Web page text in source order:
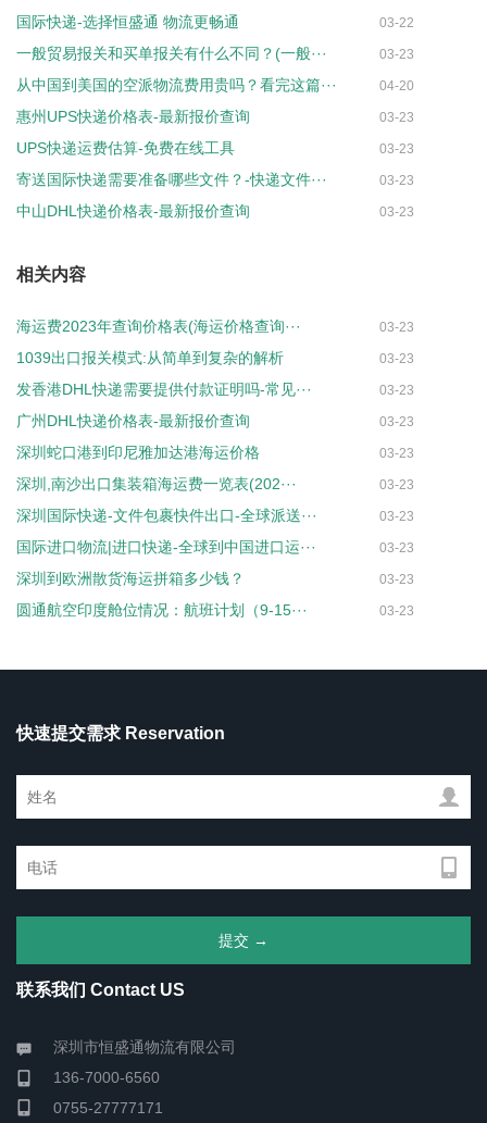
国际快递-选择恒盛通 物流更畅通 03-22
一般贸易报关和买单报关有什么不同？(一般··· 03-23
从中国到美国的空派物流费用贵吗？看完这篇··· 04-20
惠州UPS快递价格表-最新报价查询 03-23
UPS快递运费估算-免费在线工具 03-23
寄送国际快递需要准备哪些文件？-快递文件··· 03-23
中山DHL快递价格表-最新报价查询 03-23
相关内容
海运费2023年查询价格表(海运价格查询··· 03-23
1039出口报关模式:从简单到复杂的解析 03-23
发香港DHL快递需要提供付款证明吗-常见··· 03-23
广州DHL快递价格表-最新报价查询 03-23
深圳蛇口港到印尼雅加达港海运价格 03-23
深圳,南沙出口集装箱海运费一览表(202··· 03-23
深圳国际快递-文件包裹快件出口-全球派送··· 03-23
国际进口物流|进口快递-全球到中国进口运··· 03-23
深圳到欧洲散货海运拼箱多少钱？ 03-23
圆通航空印度舱位情况：航班计划（9-15··· 03-23
快速提交需求 Reservation
联系我们 Contact US
深圳市恒盛通物流有限公司
136-7000-6560
0755-27777171